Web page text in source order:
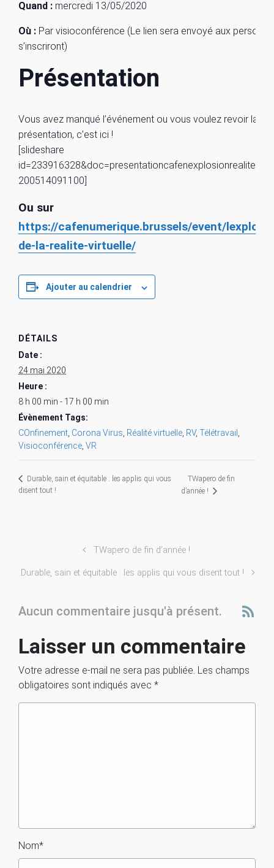
Quand : mercredi 13/05/2020
Où : Par visioconférence (Le lien sera envoyé aux
s’inscriront)
Présentation
Vous avez manqué l’événement ou vous voulez revoir la
présentation, c’est ici !
[slideshare
200514091100]
Ou sur
https://cafenumerique.brussels/event/
de-la-realite-virtuelle/
Ajouter au calendrier
DÉTAILS
Date :
24 mai 2020
Heure :
8 h 00 min - 17 h 00 min
Évènement Tags:
COnfinement, Corona Virus, Réalité virtuelle, RV, Télétravail ,
Visioconférence, VR
Durable, sain et équitable : les applis qui vous
disent tout !
TWapero de fin
d’année !
TWapero de fin d’année !
Durable, sain et équitable : les applis qui vous disent tout !
Aucun commentaire jusqu'à présent.
Laisser un commentaire
Votre adresse e-mail ne sera pas publiée. Les champs
obligatoires sont indiqués avec *
Nom*